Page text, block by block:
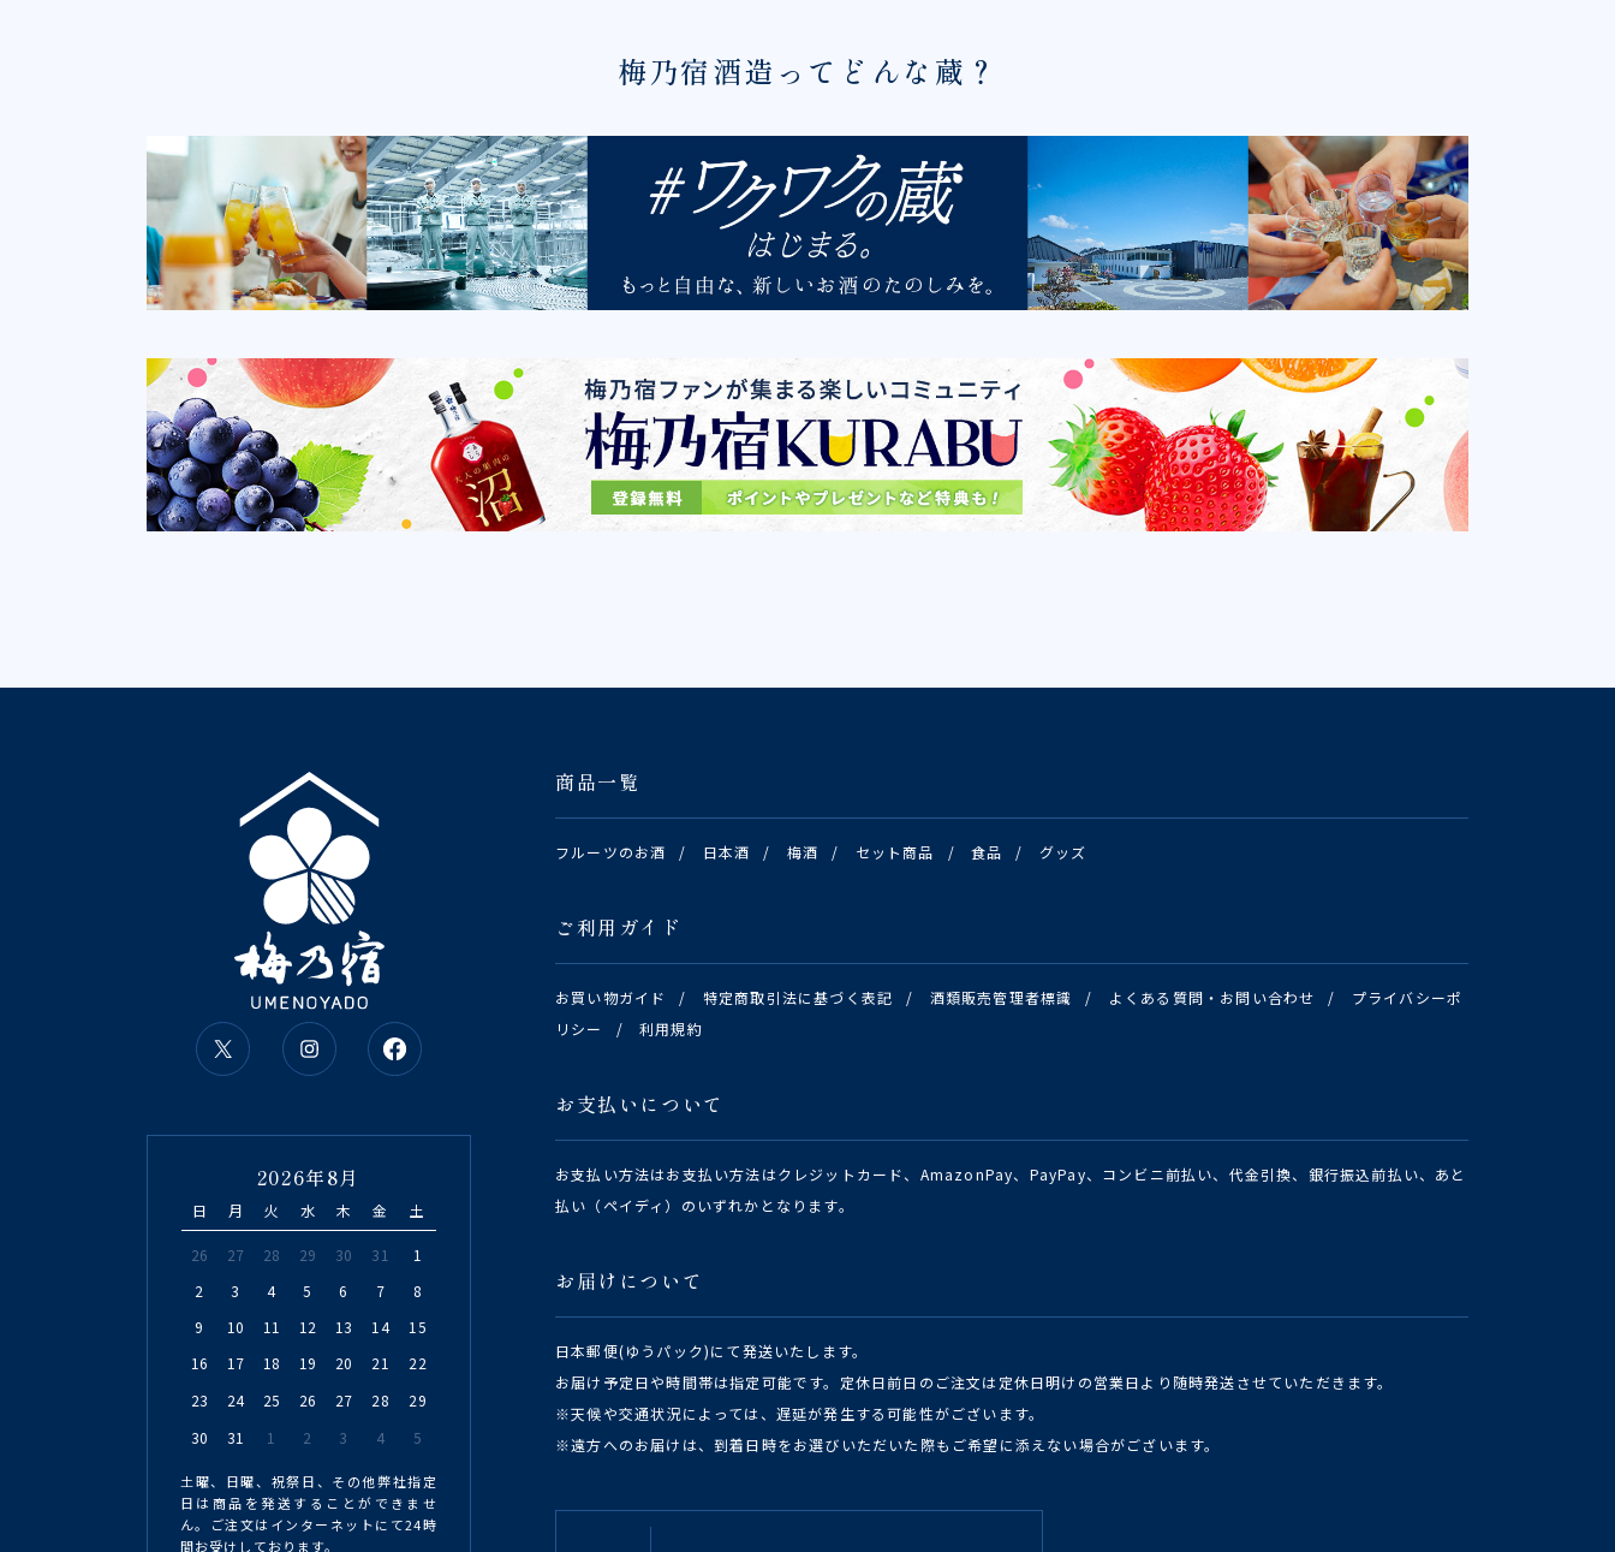
梅乃宿酒造ってどんな蔵？
商品一覧
フルーツのお酒 / 日本酒 / 梅酒 / セット商品 / 食品 / グッズ
ご利用ガイド
お買い物ガイド / 特定商取引法に基づく表記 / 酒類販売管理者標識 / よくある質問・お問い合わせ /
プライバシーポ
リシー
/ 利用規約
お支払いについて
お支払い方法はお支払い方法はクレジットカード、AmazonPay、PayPay、コンビニ前払い、代金引換、銀行振込前払い、あと
払い（ペイディ）のいずれかとなります。
お届けについて
日本郵便(ゆうパック)にて発送いたします。
お届け予定日や時間帯は指定可能です。定休日前日のご注文は定休日明けの営業日より随時発送させていただきます。
※天候や交通状況によっては、遅延が発生する可能性がございます。
※遠方へのお届けは、到着日時をお選びいただいた際もご希望に添えない場合がございます。
2026年8月
日 月 火 水 木 金 土
26 27 28 29 30 31
1
2
3 4 5 6 7
8
9
10 11 12 13 14
15
16
17 18 19 20 21
22
23
24 25 26 27 28
29
30
31 1 2 3 4 5
土曜、日曜、祝祭日、その他弊社指定
日は商品を発送することができませ
ん。ご注文はインターネットにて24時
間お受けしております。